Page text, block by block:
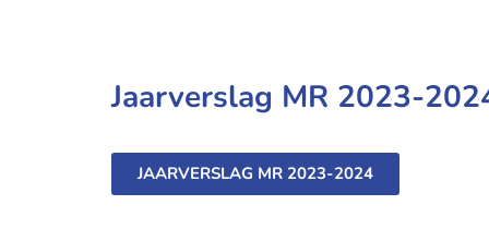
Jaarverslag MR 2023-
JAARVERSLAG MR 2023-2024